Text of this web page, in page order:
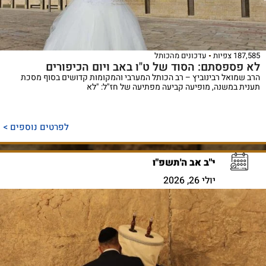
187,585 צפיות עדכונים מהכותל
לא פספסתם: הסוד של ט"ו באב ויום הכיפורים
הרב שמואל רבינוביץ – רב הכותל המערבי והמקומות קדושים בסוף מסכת
תענית במשנה, מופיעה קביעה מפתיעה של חז"ל: "לא
לפרטים נוספים >
י"ב אב ה'תשפ"ו
יולי 26, 2026